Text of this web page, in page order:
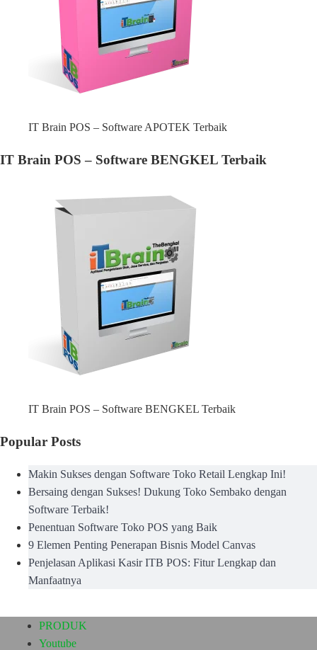
IT Brain POS – Software APOTEK Terbaik
IT Brain POS – Software BENGKEL Terbaik
IT Brain POS – Software BENGKEL Terbaik
Popular Posts
Makin Sukses dengan Software Toko Retail Lengkap Ini!
Bersaing dengan Sukses! Dukung Toko Sembako dengan
Software Terbaik!
Penentuan Software Toko POS yang Baik
9 Elemen Penting Penerapan Bisnis Model Canvas
Penjelasan Aplikasi Kasir ITB POS: Fitur Lengkap dan
Manfaatnya
PRODUK
Youtube